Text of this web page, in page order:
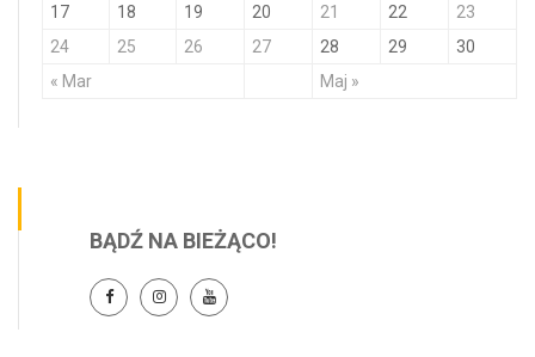
« Mar Maj »
17
18 19 20 21 22
23
24
25 26 27 28 29 30
BĄDŹ NA BIEŻĄCO!